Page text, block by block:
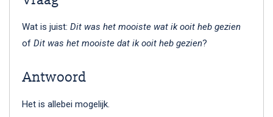
Wat is juist: Dit was het mooiste wat ik ooit heb gezien
of Dit was het mooiste dat ik ooit heb gezien?
Antwoord
Het is allebei mogelijk.